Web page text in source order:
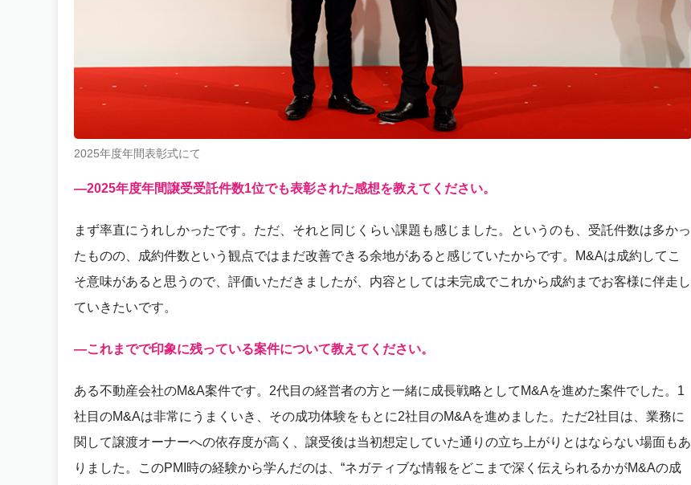
2025年度年間表彰式にて
—2025年度年間譲受受託件数1位でも表彰された感想を教えてください。
まず率直にうれしかったです。ただ、それと同じくらい課題も感じました。というのも、受託件数は多かっ
たものの、成約件数という観点ではまだ改善できる余地があると感じていたからです。M&Aは成約してこ
そ意味があると思うので、評価いただきましたが、内容としては未完成でこれから成約までお客様に伴走し
ていきたいです。
—これまでで印象に残っている案件について教えてください。
ある不動産会社のM&A案件です。2代目の経営者の方と一緒に成長戦略としてM&Aを進めた案件でした。1
社目のM&Aは非常にうまくいき、その成功体験をもとに2社目のM&Aを進めました。ただ2社目は、業務に
関して譲渡オーナーへの依存度が高く、譲受後は当初想定していた通りの立ち上がりとはならない場面もあ
りました。このPMI時の経験から学んだのは、“ネガティブな情報をどこまで深く伝えられるかがM&Aの成